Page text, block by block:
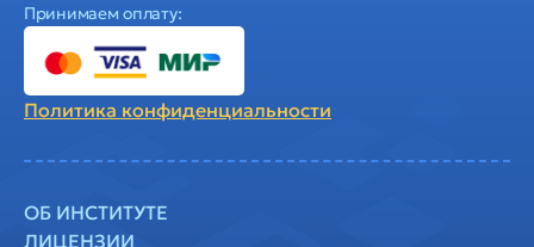
Принимаем оплату:
Политика конфиденциальности
ОБ ИНСТИТУТЕ
ЛИЦЕНЗИИ